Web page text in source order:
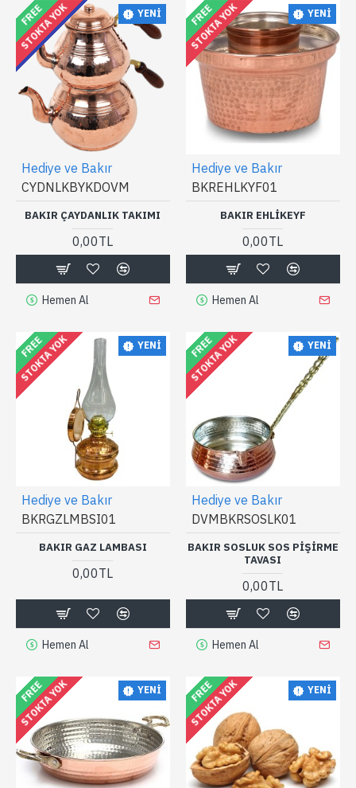
YENI
FREE
ÖZEL ETIKET
STOKTA YOK
Hediye ve Bakır
CYDNLKBYKDOVM
BAKIR ÇAYDANLIK TAKIMI
0,00TL
Hemen Al
YENI
FREE
STOKTA YOK
Hediye ve Bakır
BKREHLKYF01
BAKIR EHLIKEYF
0,00TL
Hemen Al
YENI
FREE
STOKTA YOK
Hediye ve Bakır
BKRGZLMBSI01
BAKIR GAZ LAMBASI
0,00TL
Hemen Al
YENI
FREE
STOKTA YOK
Hediye ve Bakır
DVMBKRSOSLK01
BAKIR SOSLUK SOS PIŞIRME
TAVASI
0,00TL
Hemen Al
YENI
FREE
STOKTA YOK YENI
FREE
STOKTA YOK